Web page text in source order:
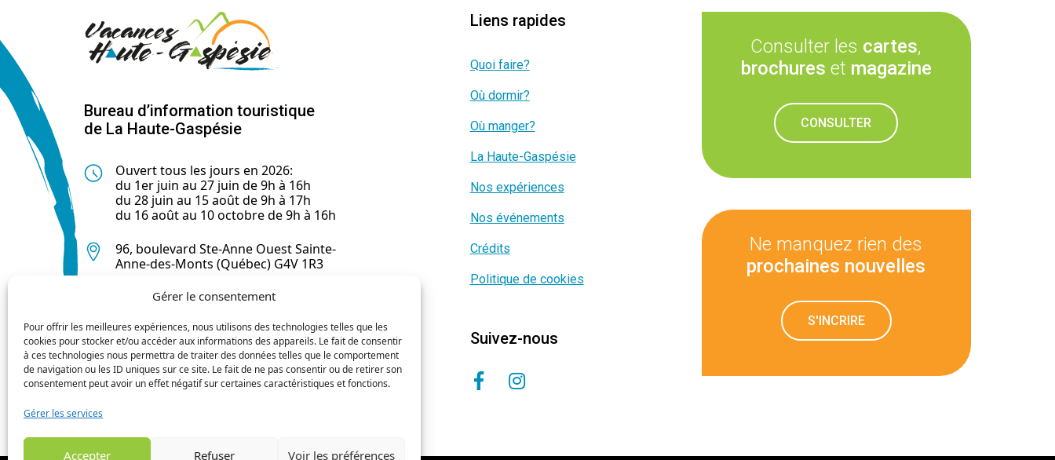
Gérer le consentement
Pour offrir les meilleures expériences, nous utilisons des technologies telles que les
cookies pour stocker et/ou accéder aux informations des appareils. Le fait de consentir
à ces technologies nous permettra de traiter des données telles que le comportement
de navigation ou les ID uniques sur ce site. Le fait de ne pas consentir ou de retirer son
consentement peut avoir un effet négatif sur certaines caractéristiques et fonctions.
Gérer les services
Accepter Refuser Voir les préférences
Bureau d’information touristique
de La Haute-Gaspésie
Ouvert tous les jours en 2026:
du 1er juin au 27 juin de 9h à 16h
du 28 juin au 15 août de 9h à 17h
du 16 août au 10 octobre de 9h à 16h
96, boulevard Ste-Anne Ouest Sainte-
Anne-des-Monts (Québec) G4V 1R3
418 763-0044
Liens rapides
Quoi faire?
Où dormir?
Où manger?
La Haute-Gaspésie
Nos expériences
Nos événements
Crédits
Politique de cookies
Suivez-nous
Consulter les cartes,
brochures et magazine
CONSULTER
Ne manquez rien des
prochaines nouvelles
S'INCRIRE